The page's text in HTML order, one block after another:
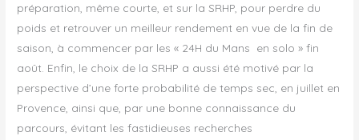
préparation, même courte, et sur la SRHP, pour perdre du
poids et retrouver un meilleur rendement en vue de la fin de
saison, à commencer par les « 24H du Mans en solo » fin
août. Enfin, le choix de la SRHP a aussi été motivé par la
perspective d’une forte probabilité de temps sec, en juillet en
Provence, ainsi que, par une bonne connaissance du
parcours, évitant les fastidieuses recherches